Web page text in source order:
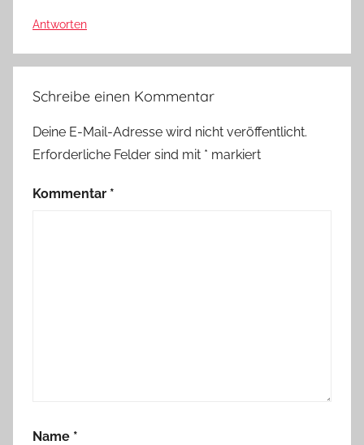
Antworten
Schreibe einen Kommentar
Deine E-Mail-Adresse wird nicht veröffentlicht.
Erforderliche Felder sind mit * markiert
Kommentar *
Name *